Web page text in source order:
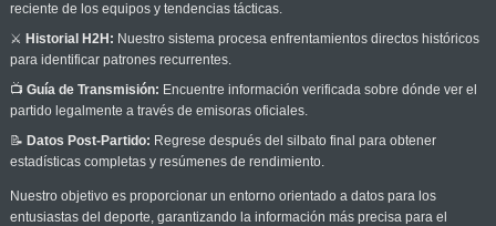
reciente de los equipos y tendencias tácticas.
⚔️ Historial H2H: Nuestro sistema procesa enfrentamientos directos históricos
para identificar patrones recurrentes.
📺 Guía de Transmisión: Encuentre información verificada sobre dónde ver el
partido legalmente a través de emisoras oficiales.
📝 Datos Post-Partido: Regrese después del silbato final para obtener
estadísticas completas y resúmenes de rendimiento.
Nuestro objetivo es proporcionar un entorno orientado a datos para los
entusiastas del deporte, garantizando la información más precisa para el